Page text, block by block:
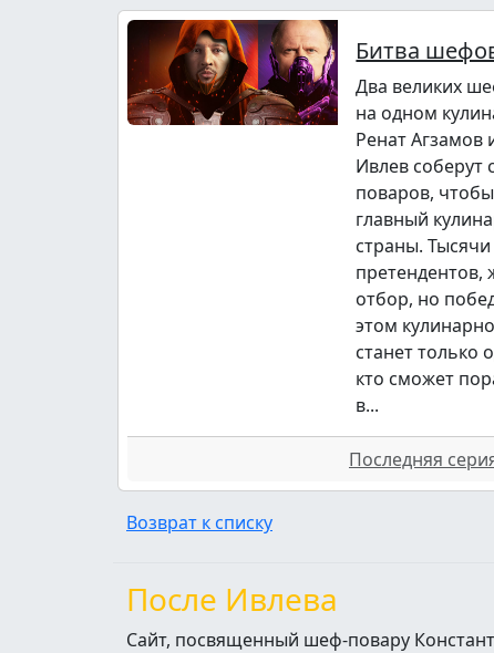
Битва
Два великих
на одном
Ренат Агзамов
Ивлев соберут
поваров,
главный
страны. Тысячи
отбор, но
этом
станет только
кто сможет
в...
Последняя
Возврат к списку
После Ивлева
Сайт, посвященный шеф-повару